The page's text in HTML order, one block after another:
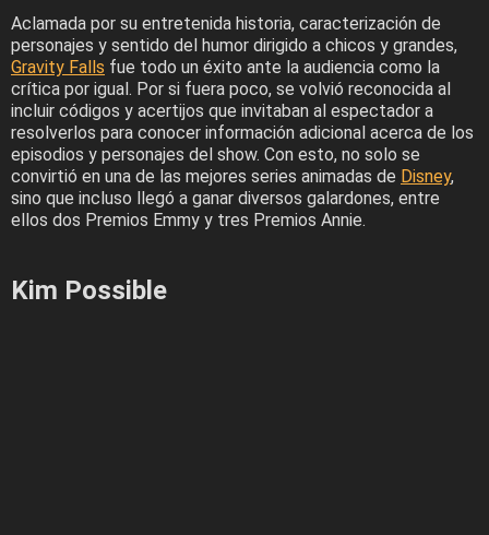
Aclamada por su entretenida historia, caracterización de
personajes y sentido del humor dirigido a chicos y grandes,
Gravity Falls fue todo un éxito ante la audiencia como la
crítica por igual. Por si fuera poco, se volvió reconocida al
incluir códigos y acertijos que invitaban al espectador a
resolverlos para conocer información adicional acerca de los
episodios y personajes del show. Con esto, no solo se
convirtió en una de las mejores series animadas de Disney,
sino que incluso llegó a ganar diversos galardones, entre
ellos dos Premios Emmy y tres Premios Annie.
Kim Possible